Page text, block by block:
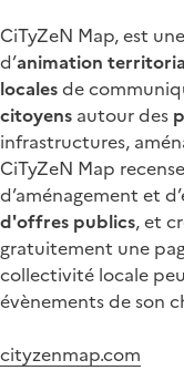
CiTyZeN Map, est
d’animation
localesde
citoyens autour des
infrastructures,
CiTyZeN Map
d’aménagement et
d'offres publics, et
gratuitement une
collectivité locale
évènements de son
cityzenmap.com